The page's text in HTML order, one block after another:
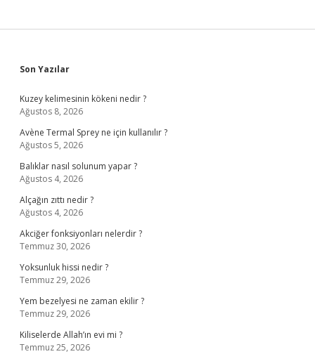
Sidebar
Son Yazılar
Kuzey kelimesinin kökeni nedir ?
Ağustos 8, 2026
Avène Termal Sprey ne için kullanılır ?
Ağustos 5, 2026
Balıklar nasıl solunum yapar ?
Ağustos 4, 2026
Alçağın zıttı nedir ?
Ağustos 4, 2026
Akciğer fonksiyonları nelerdir ?
Temmuz 30, 2026
Yoksunluk hissi nedir ?
Temmuz 29, 2026
Yem bezelyesi ne zaman ekilir ?
Temmuz 29, 2026
Kiliselerde Allah’ın evi mi ?
Temmuz 25, 2026